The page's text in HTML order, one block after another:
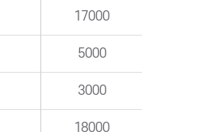
17000
5000
3000
18000